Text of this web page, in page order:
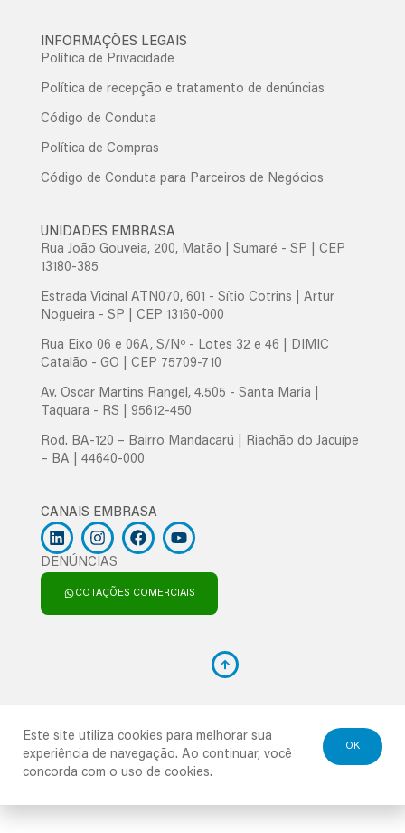
INFORMAÇÕES LEGAIS
Política de Privacidade
Política de recepção e tratamento de denúncias
Código de Conduta
Política de Compras
Código de Conduta para Parceiros de Negócios
UNIDADES EMBRASA
Rua João Gouveia, 200, Matão | Sumaré - SP | CEP
13180-385
Estrada Vicinal ATN070, 601 - Sítio Cotrins | Artur
Nogueira - SP | CEP 13160-000
Rua Eixo 06 e 06A, S/Nº - Lotes 32 e 46 | DIMIC
Catalão - GO | CEP 75709-710
Av. Oscar Martins Rangel, 4.505 - Santa Maria |
Taquara - RS | 95612-450
Rod. BA-120 – Bairro Mandacarú | Riachão do Jacuípe
– BA | 44640-000
CANAIS EMBRASA
DENÚNCIAS
COTAÇÕES COMERCIAIS
Este site utiliza cookies para melhorar sua
experiência de navegação. Ao continuar, você
concorda com o uso de cookies.
OK